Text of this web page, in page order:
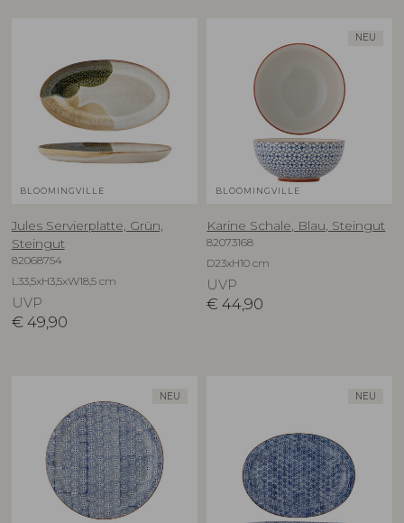
BLOOMINGVILLE
Jules Servierplatte, Grün,
Steingut
82068754
L33,5xH3,5xW18,5 cm
UVP
€ 49,90
NEU
BLOOMINGVILLE
Karine Schale, Blau, Steingut
82073168
D23xH10 cm
UVP
€ 44,90
NEU NEU